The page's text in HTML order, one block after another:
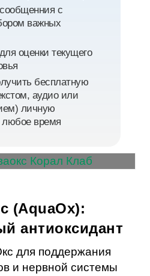
с
важных
оценки текущего
бесплатную
аудио или
личную
любое время
(AquaOx):
антиоксидант
для поддержания
и нервной системы